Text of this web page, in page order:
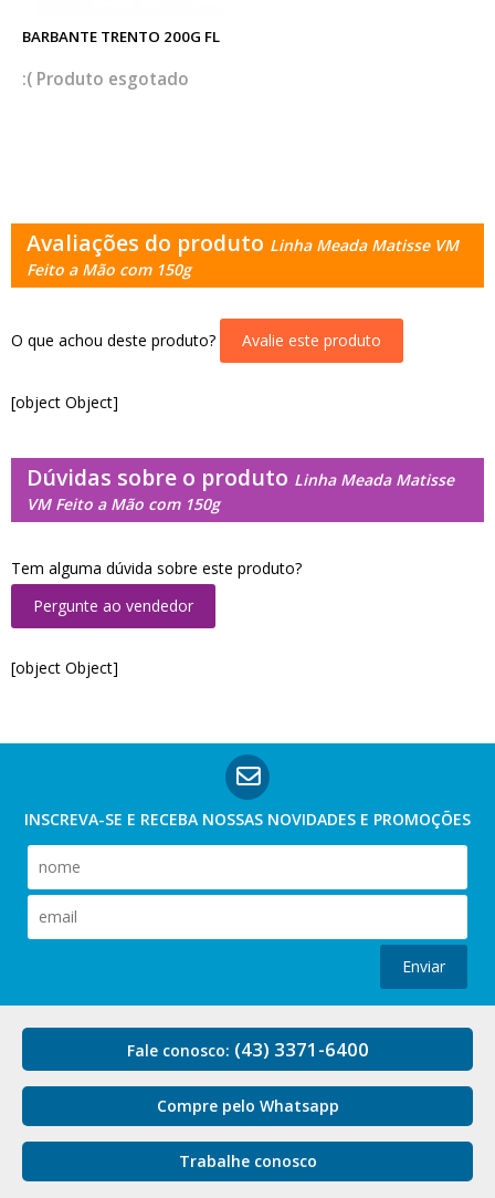
BARBANTE TRENTO 200G FL
esgotado
Avaliações do produto Linha Meada Matisse VM
Feito a Mão com 150g
O que achou deste produto? Avalie este produto
[object Object]
Dúvidas sobre o produto Linha Meada Matisse
VM Feito a Mão com 150g
Tem alguma dúvida sobre este produto?
Pergunte ao vendedor
[object Object]
INSCREVA-SE E RECEBA NOSSAS NOVIDADES E PROMOÇÕES
Enviar
Fale conosco: (43) 3371-6400
Compre pelo Whatsapp
Trabalhe conosco